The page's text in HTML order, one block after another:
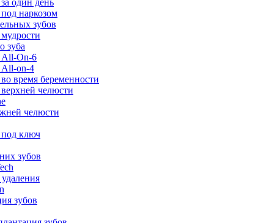
один день
наркозом
зубов
зуба
All-On-6
All-on-4
время беременности
челюсти
челюсти
ключ
зубов
зубов